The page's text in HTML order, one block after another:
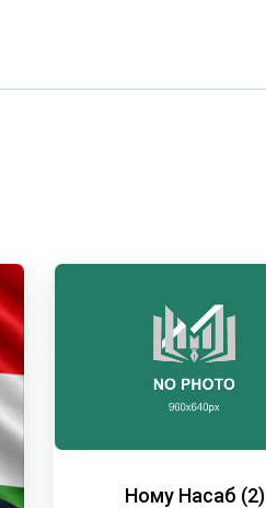
Ному Насаб (2)